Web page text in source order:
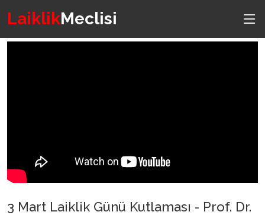
LaiklikMeclisi
3 Mart Laiklik Günü Kutlaması - Prof. Dr.